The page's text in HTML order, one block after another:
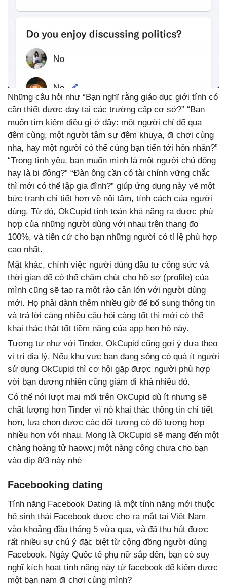
Những câu hỏi như “Bạn nghĩ rằng giáo dục giới tính có
cần thiết được dạy tại các trường cấp cơ sở?” “Bạn
muốn tìm kiếm điều gì ở đây: một người chỉ để qua
đêm cùng, một người tâm sự đêm khuya, đi chơi cùng
nha, hay một người có thể cùng bạn tiến tới hôn nhân?”
“Trong tình yêu, bạn muốn mình là một người chủ động
hay là bị động?” “Đàn ông cần có tài chính vững chắc
thì mới có thể lập gia đình?” giúp ứng dụng này vẽ một
bức tranh chi tiết hơn về nội tâm, tính cách của người
dùng. Từ đó, OkCupid tính toán khả năng ra được phù
hợp của những người dùng với nhau trên thang đo
100%, và tiến cử cho bạn những người có tỉ lệ phù hợp
cao nhất.
Mặt khác, chính việc người dùng đầu tư công sức và
thời gian để có thể chăm chút cho hồ sơ (profile) của
mình cũng sẽ tạo ra một rào cản lớn với người dùng
mới. Họ phải dành thêm nhiều giờ để bổ sung thông tin
và trả lời càng nhiều câu hỏi càng tốt thì mới có thể
khai thác thật tốt tiềm năng của app hẹn hò này.
Tương tự như với Tinder, OkCupid cũng gợi ý dựa theo
vị trí địa lý. Nếu khu vực bạn đang sống có quá ít người
sử dụng OkCupid thì cơ hội gặp được người phù hợp
với bạn đương nhiên cũng giảm đi khá nhiều đó.
Có thể nói lượt mai mối trên OkCupid dù ít nhưng sẽ
chất lượng hơn Tinder vì nó khai thác thông tin chi tiết
hơn, lựa chọn được các đối tượng có độ tương hợp
nhiều hơn với nhau. Mong là OkCupid sẽ mang đến một
chàng hoàng tử haowcj một nàng công chưa cho bạn
vào dịp 8/3 này nhé
Facebooking dating
Tính năng Facebook Dating là một tính năng mới thuộc
hệ sinh thái Facebook được cho ra mắt tại Việt Nam
vào khoảng đầu tháng 5 vừa qua, và đã thu hút được
rất nhiều sự chú ý đặc biệt từ cộng đồng người dùng
Facebook. Ngày Quốc tế phụ nữ sắp đến, bạn có suy
nghĩ kích hoạt tính năng này từ facebook để kiếm được
một bạn nam đi chơi cùng mình?